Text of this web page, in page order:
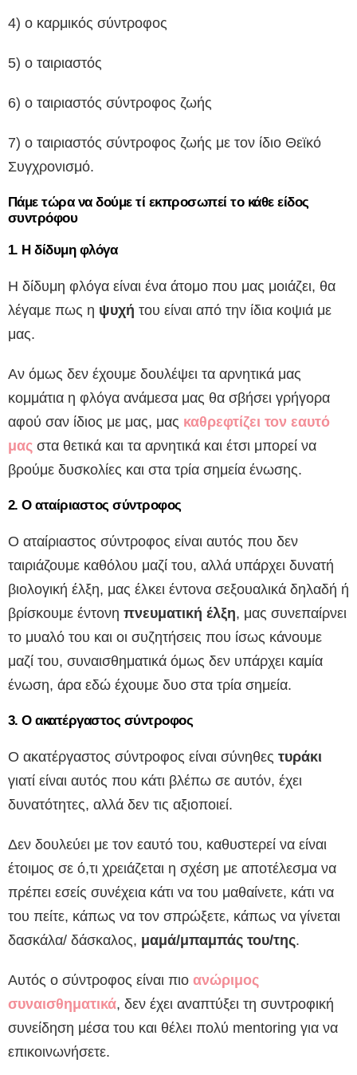
4) ο καρμικός σύντροφος
5) ο ταιριαστός
6) ο ταιριαστός σύντροφος ζωής
7) ο ταιριαστός σύντροφος ζωής με τον ίδιο Θεϊκό
Συγχρονισμό.
Πάμε τώρα να δούμε τί εκπροσωπεί το κάθε είδος
συντρόφου
1. Η δίδυμη φλόγα
Η δίδυμη φλόγα είναι ένα άτομο που μας μοιάζει, θα
λέγαμε πως η ψυχή του είναι από την ίδια κοψιά με
μας.
Αν όμως δεν έχουμε δουλέψει τα αρνητικά μας
κομμάτια η φλόγα ανάμεσα μας θα σβήσει γρήγορα
αφού σαν ίδιος με μας, μας καθρεφτίζει τον εαυτό
μας στα θετικά και τα αρνητικά και έτσι μπορεί να
βρούμε δυσκολίες και στα τρία σημεία ένωσης.
2. Ο αταίριαστος σύντροφος
Ο αταίριαστος σύντροφος είναι αυτός που δεν
ταιριάζουμε καθόλου μαζί του, αλλά υπάρχει δυνατή
βιολογική έλξη, μας έλκει έντονα σεξουαλικά δηλαδή ή
βρίσκουμε έντονη πνευματική έλξη, μας συνεπαίρνει
το μυαλό του και οι συζητήσεις που ίσως κάνουμε
μαζί του, συναισθηματικά όμως δεν υπάρχει καμία
ένωση, άρα εδώ έχουμε δυο στα τρία σημεία.
3. Ο ακατέργαστος σύντροφος
Ο ακατέργαστος σύντροφος είναι σύνηθες τυράκι
γιατί είναι αυτός που κάτι βλέπω σε αυτόν, έχει
δυνατότητες, αλλά δεν τις αξιοποιεί.
Δεν δουλεύει με τον εαυτό του, καθυστερεί να είναι
έτοιμος σε ό,τι χρειάζεται η σχέση με αποτέλεσμα να
πρέπει εσείς συνέχεια κάτι να του μαθαίνετε, κάτι να
του πείτε, κάπως να τον σπρώξετε, κάπως να γίνεται
δασκάλα/ δάσκαλος, μαμά/μπαμπάς του/της.
Αυτός ο σύντροφος είναι πιο ανώριμος
συναισθηματικά, δεν έχει αναπτύξει τη συντροφική
συνείδηση μέσα του και θέλει πολύ mentoring για να
επικοινωνήσετε.